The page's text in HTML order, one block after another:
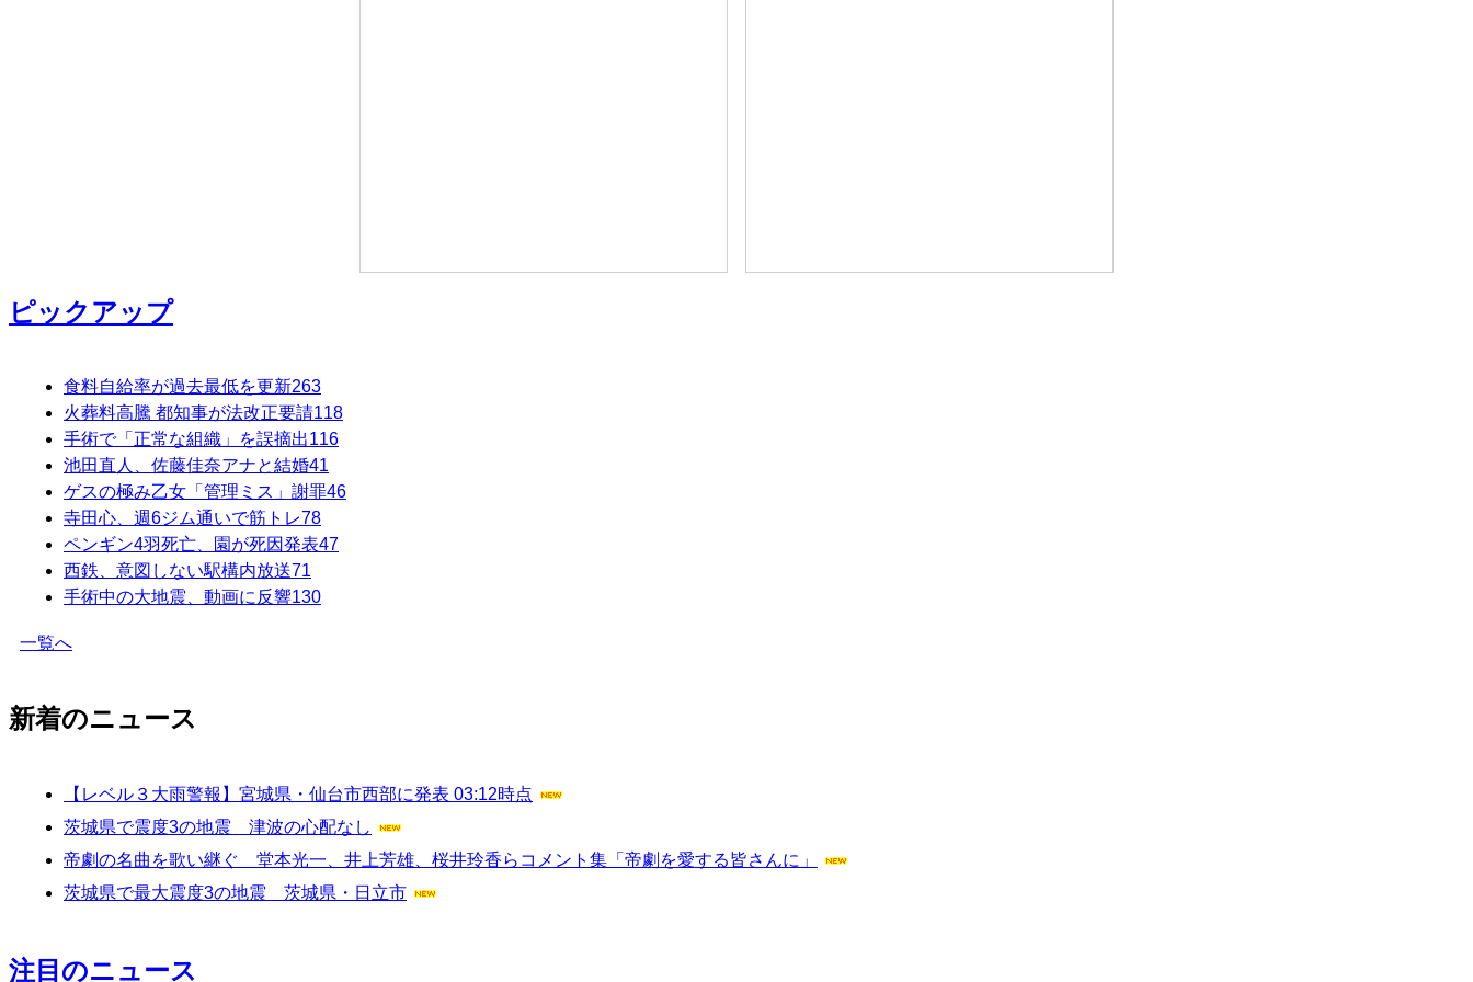
ピックアップ
食料自給率が過去最低を更新263
火葬料高騰 都知事が法改正要請118
手術で「正常な組織」を誤摘出116
池田直人、佐藤佳奈アナと結婚41
ゲスの極み乙女「管理ミス」謝罪46
寺田心、週6ジム通いで筋トレ78
ペンギン4羽死亡、園が死因発表47
西鉄、意図しない駅構内放送71
手術中の大地震、動画に反響130
一覧へ
新着のニュース
【レベル３大雨警報】宮城県・仙台市西部に発表 03:12時点
茨城県で震度3の地震 津波の心配なし
帝劇の名曲を歌い継ぐ 堂本光一、井上芳雄、桜井玲香らコメント集「帝劇を愛する皆さんに」
茨城県で最大震度3の地震 茨城県・日立市
注目のニュース